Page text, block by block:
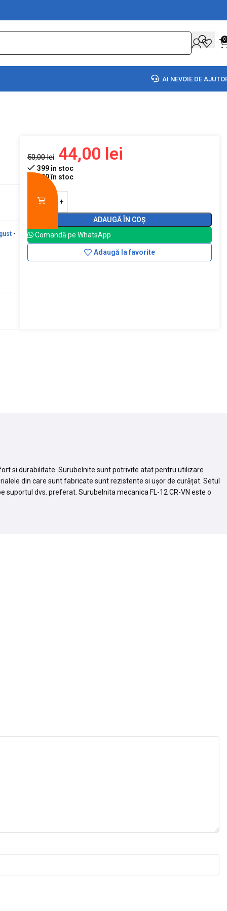
0
AI NEVOIE DE
-
50,00lei 44,00 lei
399 în stoc
399 în stoc
ADAUGĂ ÎN COȘ
Comandă pe WhatsApp
Adaugă la favorite
si durabilitate. Surubelnite sunt potrivite atat pentru utilizare
din care sunt fabricate sunt rezistente si ușor de curățat. Setul
dvs. preferat. Surubelnita mecanica FL-12 CR-VN este o